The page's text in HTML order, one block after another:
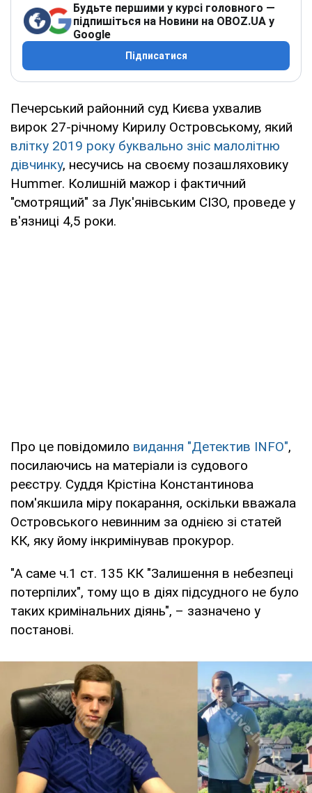
Будьте першими у курсі головного —
підпишіться на Новини на OBOZ.UA у
Google
Підписатися
Печерський районний суд Києва ухвалив
вирок 27-річному Кирилу Островському, який
влітку 2019 року буквально зніс малолітню
дівчинку, несучись на своєму позашляховику
Hummer. Колишній мажор і фактичний
"смотрящий" за Лук'янівським СІЗО, проведе у
в'язниці 4,5 роки.
Про це повідомило видання "Детектив INFO",
посилаючись на матеріали із судового
реєстру. Суддя Крістіна Константинова
пом'якшила міру покарання, оскільки вважала
Островського невинним за однією зі статей
КК, яку йому інкримінував прокурор.
"А саме ч.1 ст. 135 КК "Залишення в небезпеці
потерпілих", тому що в діях підсудного не було
таких кримінальних діянь", – зазначено у
постанові.